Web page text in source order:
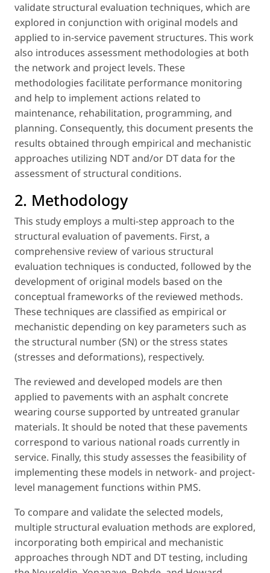
validate structural evaluation techniques, which are
explored in conjunction with original models and
applied to in-service pavement structures. This work
also introduces assessment methodologies at both
the network and project levels. These
methodologies facilitate performance monitoring
and help to implement actions related to
maintenance, rehabilitation, programming, and
planning. Consequently, this document presents the
results obtained through empirical and mechanistic
approaches utilizing NDT and/or DT data for the
assessment of structural conditions.
2. Methodology
This study employs a multi-step approach to the
structural evaluation of pavements. First, a
comprehensive review of various structural
evaluation techniques is conducted, followed by the
development of original models based on the
conceptual frameworks of the reviewed methods.
These techniques are classified as empirical or
mechanistic depending on key parameters such as
the structural number (SN) or the stress states
(stresses and deformations), respectively.
The reviewed and developed models are then
applied to pavements with an asphalt concrete
wearing course supported by untreated granular
materials. It should be noted that these pavements
correspond to various national roads currently in
service. Finally, this study assesses the feasibility of
implementing these models in network- and project-
level management functions within PMS.
To compare and validate the selected models,
multiple structural evaluation methods are explored,
incorporating both empirical and mechanistic
approaches through NDT and DT testing, including